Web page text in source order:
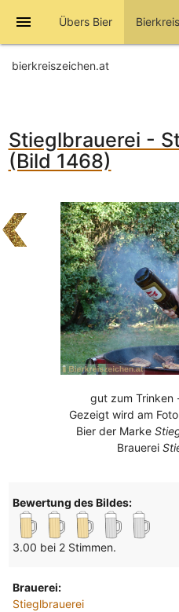
menu Übers Bier
bierkreiszeichen.at
Stieglbrauerei -
(Bild 1468)
gut zum Trinken
Gezeigt wird am
Bier der Marke
Brauerei
Bewertung des Bildes:
3.00 bei 2 Stimmen.
Brauerei:
Stieglbrauerei